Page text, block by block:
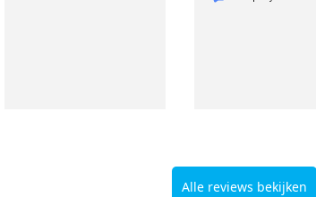
Alle reviews bekijken